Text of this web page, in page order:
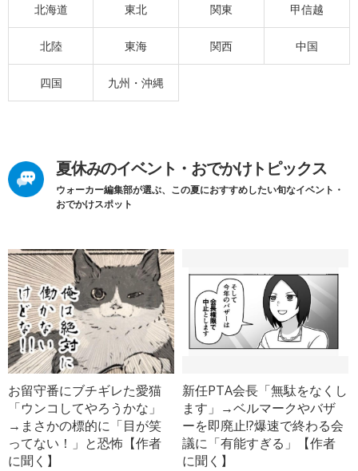
北海道 東北 関東 甲信越
北陸 東海 関西 中国
四国 九州・沖縄
夏休みのイベント・おでかけトピックス
ウォーカー編集部が選ぶ、この夏におすすめしたい旬なイベント・
おでかけスポット
お留守番にブチギレた愛猫
「ウンコしてやろうかな」
→まさかの標的に「目が笑
ってない！」と恐怖【作者
に聞く】
新任PTA会長「無駄をなくし
ます」→ベルマークやバザ
ーを即廃止!?爆速で終わる会
議に「有能すぎる」【作者
に聞く】